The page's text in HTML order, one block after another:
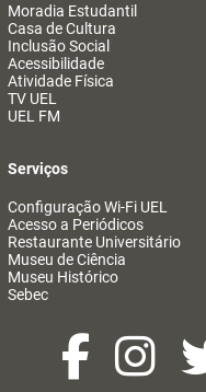
Moradia Estudantil
Casa de Cultura
Inclusão Social
Acessibilidade
Atividade Física
TV UEL
UEL FM
Serviços
Configuração Wi-Fi UEL
Acesso a Periódicos
Restaurante Universitário
Museu de Ciência
Museu Histórico
Sebec